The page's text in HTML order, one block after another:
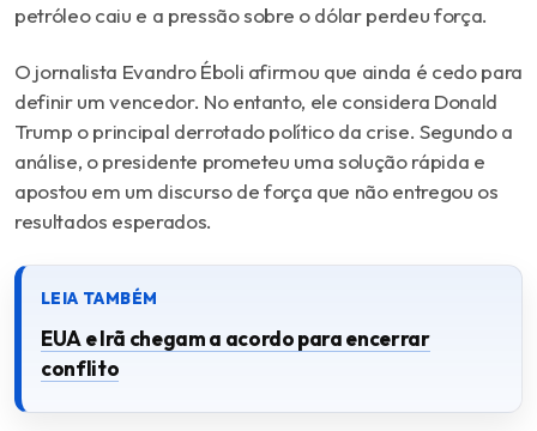
petróleo caiu e a pressão sobre o dólar perdeu força.
O jornalista Evandro Éboli afirmou que ainda é cedo para
definir um vencedor. No entanto, ele considera Donald
Trump o principal derrotado político da crise. Segundo a
análise, o presidente prometeu uma solução rápida e
apostou em um discurso de força que não entregou os
resultados esperados.
EUA e Irã chegam a acordo para encerrar
conflito